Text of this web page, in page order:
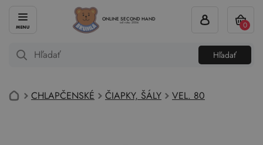
ONLINE SECOND HAND
od roku 2004
Hľadať
0
CHLAPČENSKÉ ČIAPKY, ŠÁLY VEL. 80